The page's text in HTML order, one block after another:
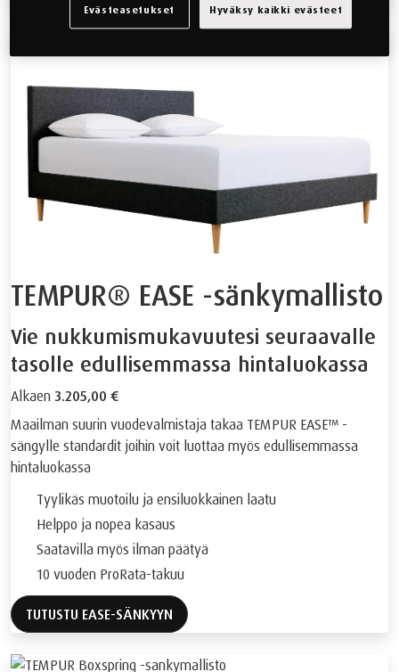
TEMPUR® EASE -sänkymallisto
Vie nukkumismukavuutesi seuraavalle
tasolle edullisemmassa hintaluokassa
Alkaen 3.205,00 €
Maailman suurin vuodevalmistaja takaa TEMPUR EASE™ -
sängylle standardit joihin voit luottaa myös edullisemmassa
hintaluokassa
Tyylikäs muotoilu ja ensiluokkainen laatu
Helppo ja nopea kasaus
Saatavilla myös ilman päätyä
10 vuoden ProRata-takuu
TUTUSTU EASE-SÄNKYYN
Hyväksy kaikki evästeet
Evästeasetukset